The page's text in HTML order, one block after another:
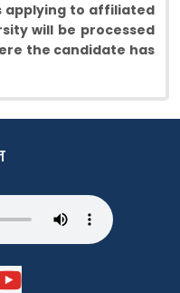
applying to affiliated
will be processed
the candidate has